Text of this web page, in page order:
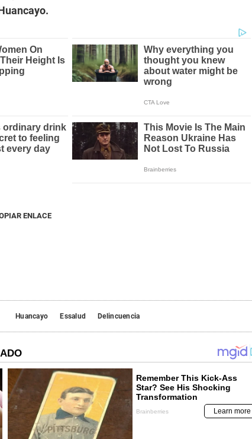
ENLACE
Huancayo Essalud Delincuencia